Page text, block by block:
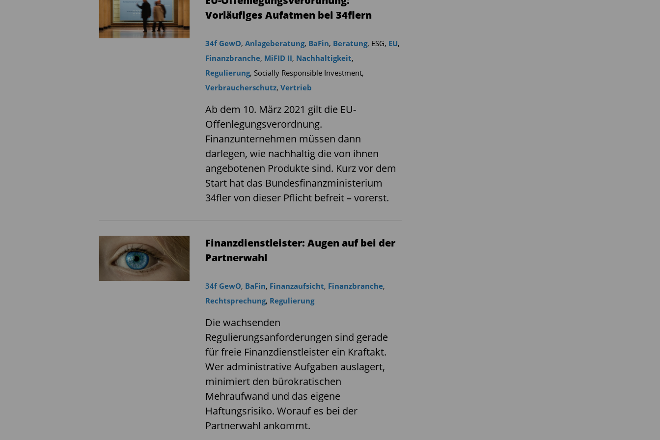
Vorläufiges Aufatmen bei 34flern
34f GewO, Anlageberatung, BaFin, Beratung, ESG, EU,
Finanzbranche, MiFID II, Nachhaltigkeit,
Regulierung, Socially Responsible Investment,
Verbraucherschutz, Vertrieb
Ab dem 10. März 2021 gilt die EU-
Offenlegungsverordnung.
Finanzunternehmen müssen dann
darlegen, wie nachhaltig die von ihnen
angebotenen Produkte sind. Kurz vor dem
Start hat das Bundesfinanzministerium
34fler von dieser Pflicht befreit – vorerst.
Finanzdienstleister: Augen auf bei der
Partnerwahl
34f GewO, BaFin, Finanzaufsicht, Finanzbranche,
Rechtsprechung, Regulierung
Die wachsenden
Regulierungsanforderungen sind gerade
für freie Finanzdienstleister ein Kraftakt.
Wer administrative Aufgaben auslagert,
minimiert den bürokratischen
Mehraufwand und das eigene
Haftungsrisiko. Worauf es bei der
Partnerwahl ankommt.